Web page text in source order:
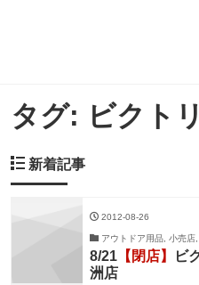
タグ: ビクト
新着記事
2012-08-26
アウトドア用品, 小売
8/21 【閉店】
ビ
洲店